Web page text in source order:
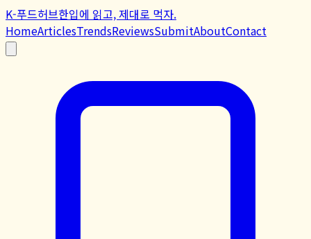
K-푸드허브한입에 읽고, 제대로 먹자.
HomeArticlesTrendsReviewsSubmitAboutContact